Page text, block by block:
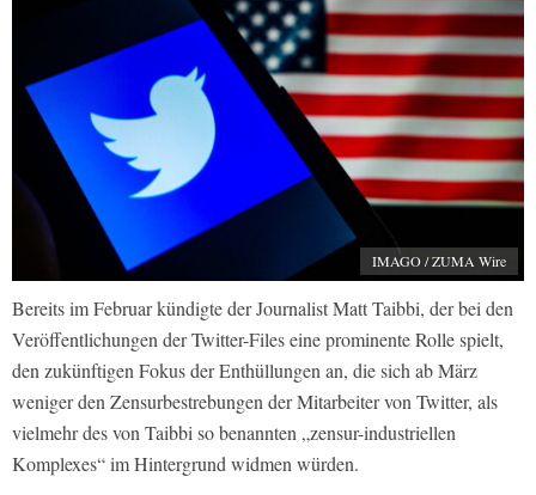
IMAGO / ZUMA Wire
Bereits im Februar kündigte der Journalist Matt Taibbi, der bei den
Veröffentlichungen der Twitter-Files eine prominente Rolle spielt,
den zukünftigen Fokus der Enthüllungen an, die sich ab März
weniger den Zensurbestrebungen der Mitarbeiter von Twitter, als
vielmehr des von Taibbi so benannten „zensur-industriellen
Komplexes“ im Hintergrund widmen würden.